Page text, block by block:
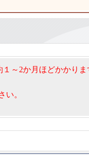
～2か月ほどかかりま
い。